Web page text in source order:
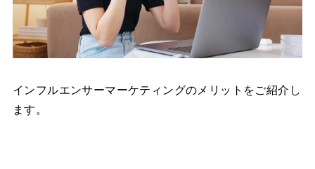
インフルエンサーマーケティングのメリットをご紹介し
ます。